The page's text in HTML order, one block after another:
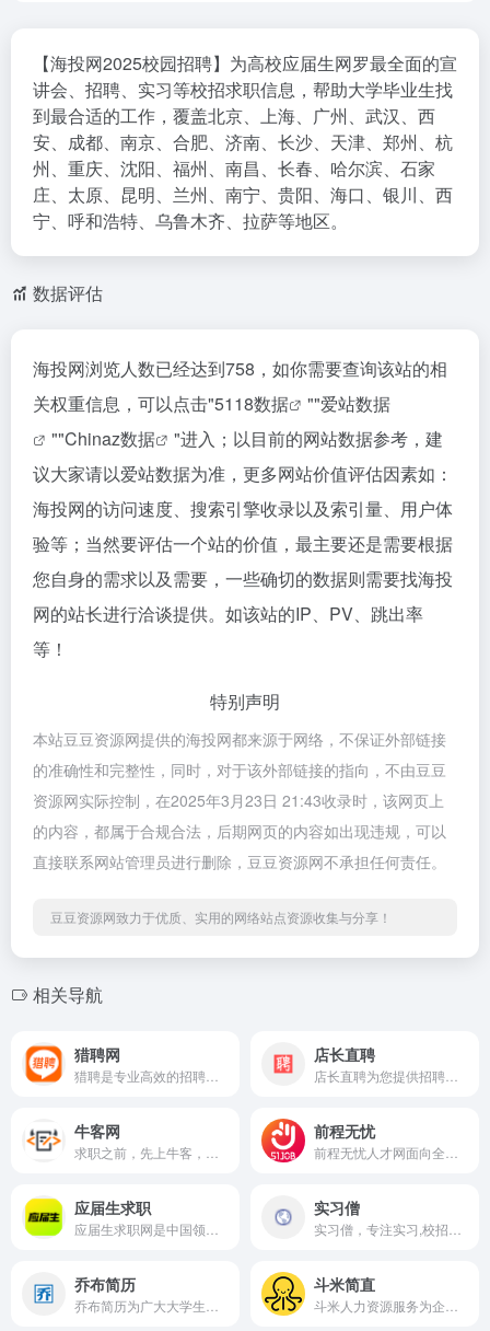
【海投网2025校园招聘】为高校应届生网罗最全面的宣
讲会、招聘、实习等校招求职信息，帮助大学毕业生找
到最合适的工作，覆盖北京、上海、广州、武汉、西
安、成都、南京、合肥、济南、长沙、天津、郑州、杭
州、重庆、沈阳、福州、南昌、长春、哈尔滨、石家
庄、太原、昆明、兰州、南宁、贵阳、海口、银川、西
宁、呼和浩特、乌鲁木齐、拉萨等地区。
数据评估
海投网浏览人数已经达到758，如你需要查询该站的相
关权重信息，可以点击"5118数据 ""爱站数据
""Chinaz数据
"进入；以目前的网站数据参考，建
议大家请以爱站数据为准，更多网站价值评估因素如：
海投网的访问速度、搜索引擎收录以及索引量、用户体
验等；当然要评估一个站的价值，最主要还是需要根据
您自身的需求以及需要，一些确切的数据则需要找海投
网的站长进行洽谈提供。如该站的IP、PV、跳出率
等！
特别声明
本站豆豆资源网提供的海投网都来源于网络，不保证外部链接
的准确性和完整性，同时，对于该外部链接的指向，不由豆豆
资源网实际控制，在2025年3月23日 21:43收录时，该网页上
的内容，都属于合规合法，后期网页的内容如出现违规，可以
直接联系网站管理员进行删除，豆豆资源网不承担任何责任。
豆豆资源网致力于优质、实用的网络站点资源收集与分享！
相关导航
猎聘网 店长直聘
牛客网 前程无忧
应届生求职 实习僧
乔布简历 斗米简直